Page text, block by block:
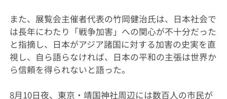
また、展覧会主催者代表の竹岡健治氏は、日本社会で
は長年にわたり「戦争加害」への関心が不十分だった
と指摘し、日本がアジア諸国に対する加害の史実を直
視し、自ら語らなければ、日本の平和の主張は世界か
ら信頼を得られないと語った。
8月10日夜、東京・靖国神社周辺には数百人の市民が